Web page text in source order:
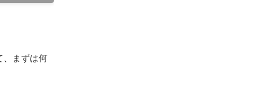
、まずは何